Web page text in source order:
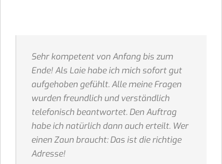
Sehr kompetent von Anfang bis zum
Ende! Als Laie habe ich mich sofort gut
aufgehoben gefühlt. Alle meine Fragen
wurden freundlich und verständlich
telefonisch beantwortet. Den Auftrag
habe ich natürlich dann auch erteilt. Wer
einen Zaun braucht: Das ist die richtige
Adresse!